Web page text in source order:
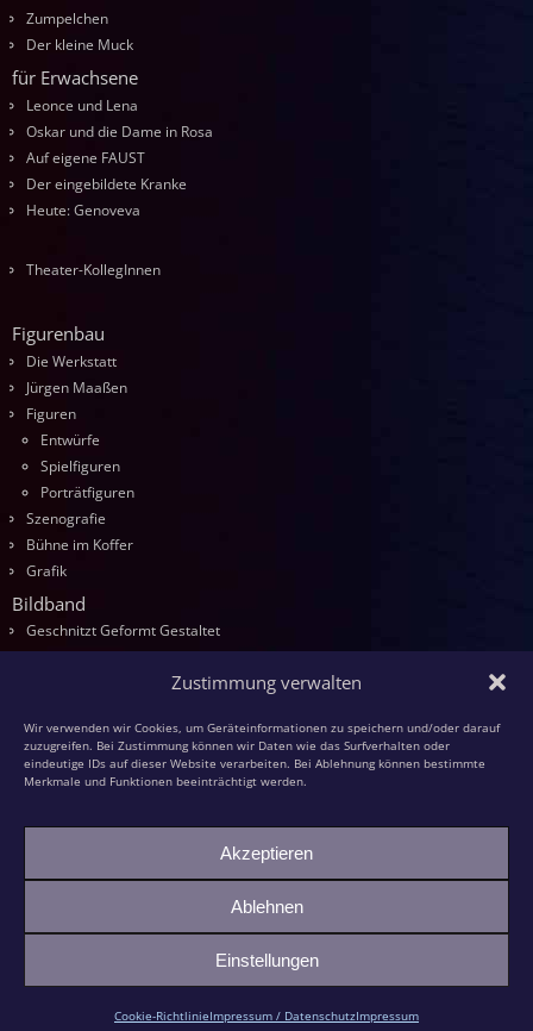
Zustimmung verwalten
Wir verwenden wir Cookies, um Geräteinformationen zu speichern und/oder darauf
zuzugreifen. Bei Zustimmung können wir Daten wie das Surfverhalten oder
eindeutige IDs auf dieser Website verarbeiten. Bei Ablehnung können bestimmte
Merkmale und Funktionen beeinträchtigt werden.
Akzeptieren
Ablehnen
Einstellungen
Cookie-RichtlinieImpressum / DatenschutzImpressum
Zumpelchen
Der kleine Muck
für Erwachsene
Leonce und Lena
Oskar und die Dame in Rosa
Auf eigene FAUST
Der eingebildete Kranke
Heute: Genoveva
Theater-KollegInnen
Figurenbau
Die Werkstatt
Jürgen Maaßen
Figuren
Entwürfe
Spielfiguren
Porträtfiguren
Szenografie
Bühne im Koffer
Grafik
Bildband
Geschnitzt Geformt Gestaltet
Schnitzen
Modellieren
Textilfiguren
Kasper und die grüne Großmutter
Impressum / Datenschutz